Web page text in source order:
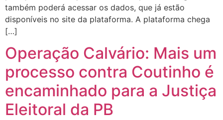
também poderá acessar os dados, que já estão
disponíveis no site da plataforma. A plataforma chega
[…]
Operação Calvário: Mais um
processo contra Coutinho é
encaminhado para a Justiça
Eleitoral da PB